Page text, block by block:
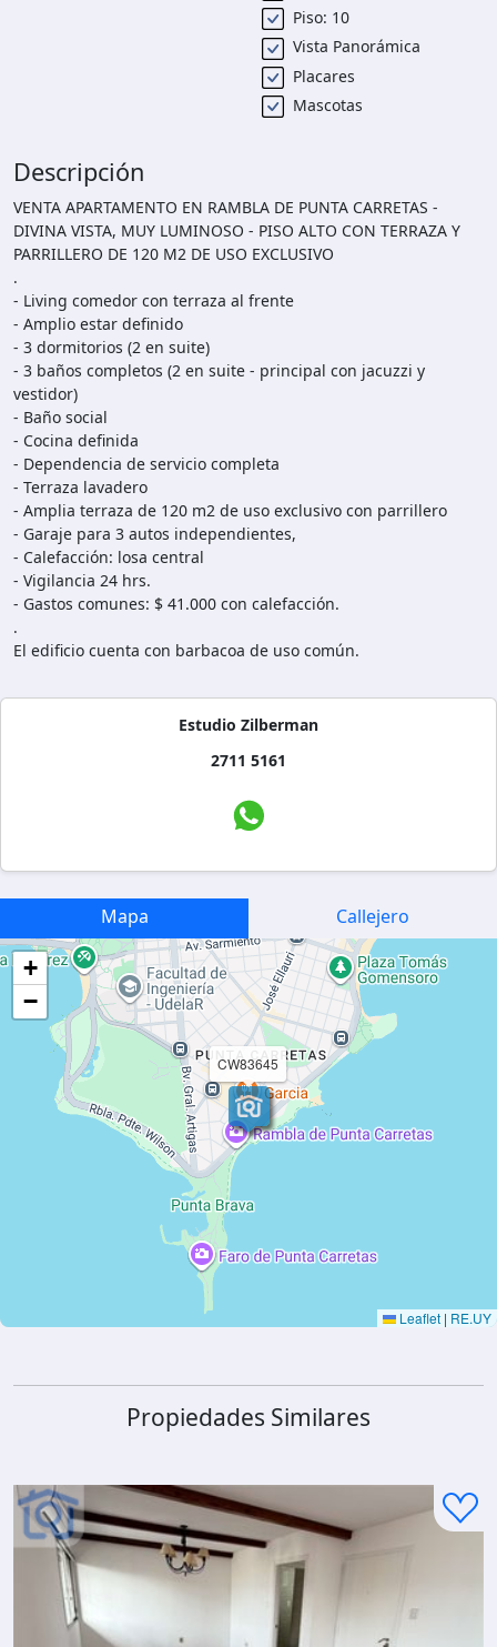
Piso: 10
Vista Panorámica
Placares
Mascotas
Descripción
VENTA APARTAMENTO EN RAMBLA DE PUNTA CARRETAS -
DIVINA VISTA, MUY LUMINOSO - PISO ALTO CON TERRAZA Y
PARRILLERO DE 120 M2 DE USO EXCLUSIVO
.
- Living comedor con terraza al frente
- Amplio estar definido
- 3 dormitorios (2 en suite)
- 3 baños completos (2 en suite - principal con jacuzzi y
vestidor)
- Baño social
- Cocina definida
- Dependencia de servicio completa
- Terraza lavadero
- Amplia terraza de 120 m2 de uso exclusivo con parrillero
- Garaje para 3 autos independientes,
- Calefacción: losa central
- Vigilancia 24 hrs.
- Gastos comunes: $ 41.000 con calefacción.
.
El edificio cuenta con barbacoa de uso común.
Estudio Zilberman
2711 5161
Mapa Callejero
CW83645
+
−
Leaflet | RE.UY
Propiedades Similares